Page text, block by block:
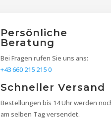
Persönliche
Beratung
Bei Fragen rufen Sie uns ans:
+43 660 215 215 0
Schneller Versand
Bestellungen bis 14 Uhr werden
am selben Tag versendet.